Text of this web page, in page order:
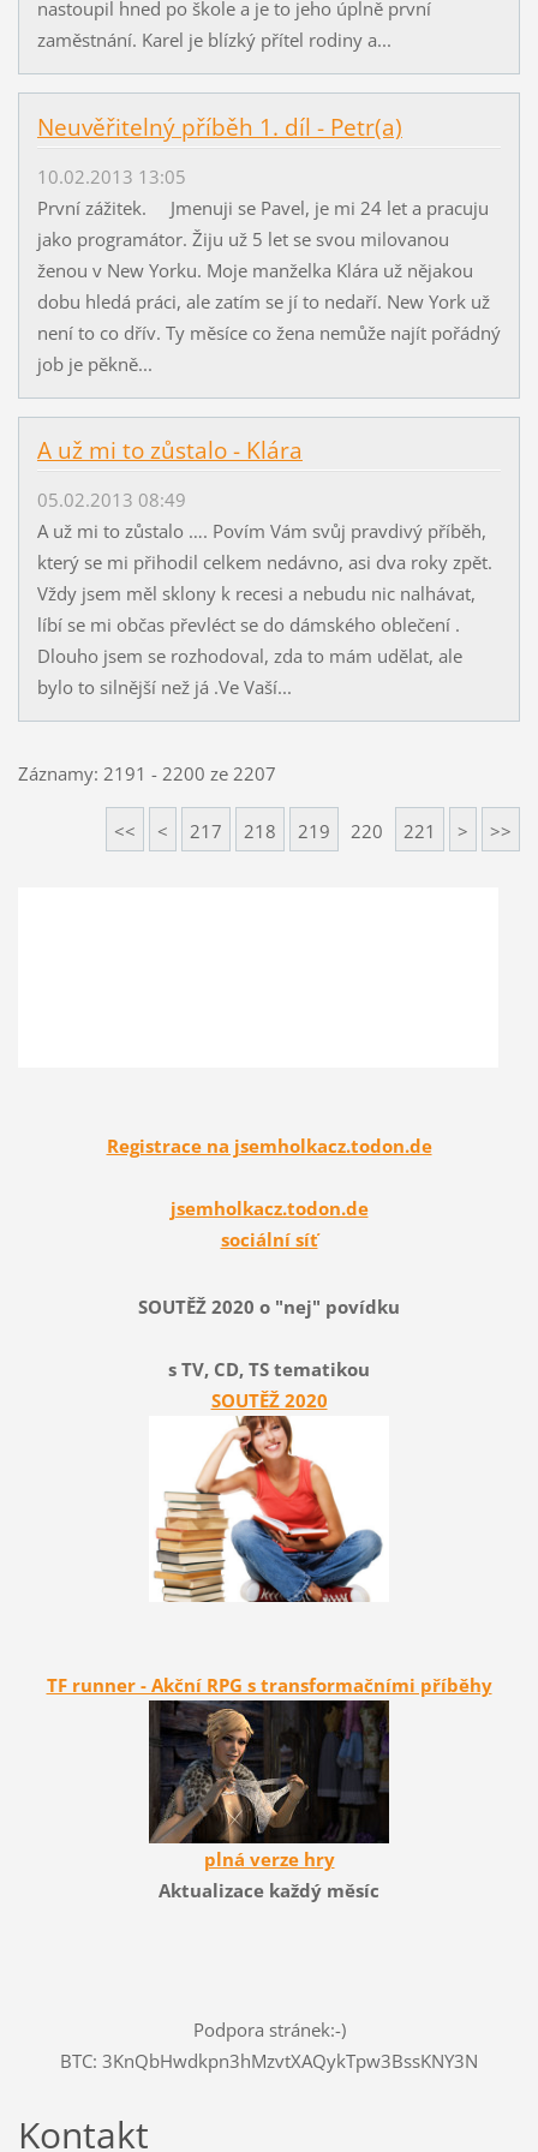
nastoupil hned po škole a je to jeho úplně první
zaměstnání. Karel je blízký přítel rodiny a...
Neuvěřitelný příběh 1. díl - Petr(a)
10.02.2013 13:05
První zážitek. Jmenuji se Pavel, je mi 24 let a pracuju
jako programátor. Žiju už 5 let se svou milovanou
ženou v New Yorku. Moje manželka Klára už nějakou
dobu hledá práci, ale zatím se jí to nedaří. New York už
není to co dřív. Ty měsíce co žena nemůže najít pořádný
job je pěkně...
A už mi to zůstalo - Klára
05.02.2013 08:49
A už mi to zůstalo …. Povím Vám svůj pravdivý příběh,
který se mi přihodil celkem nedávno, asi dva roky zpět.
Vždy jsem měl sklony k recesi a nebudu nic nalhávat,
líbí se mi občas převléct se do dámského oblečení .
Dlouho jsem se rozhodoval, zda to mám udělat, ale
bylo to silnější než já .Ve Vaší...
Záznamy: 2191 - 2200 ze 2207
<< < 217 218 219 220 221 > >>
Registrace na jsemholkacz.todon.de
jsemholkacz.todon.de
sociální síť
SOUTĚŽ 2020 o "nej" povídku
s TV, CD, TS tematikou
SOUTĚŽ 2020
TF runner - Akční RPG s transformačními příběhy
plná verze hry
Aktualizace každý měsíc
Podpora stránek:-)
BTC: 3KnQbHwdkpn3hMzvtXAQykTpw3BssKNY3N
Kontakt